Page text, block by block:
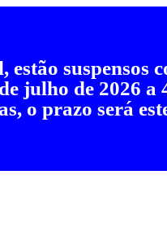
suspensos
julho de 2026
o prazo será